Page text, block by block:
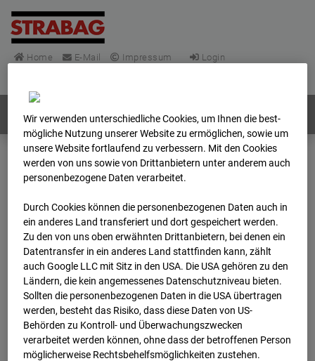
Home E-Mail Impressum
Login
Webcams: Alle Länder
Deutschland
Archiv
2025 12 01 13:47
BC-148 - BV-Frankfurt
EÜ Isenburger
Schneise (Cam 1)
Isenburger Schneise 40, 60528 Frankfurt
Wir verwenden unterschiedliche Cookies, um Ihnen die best­
mögliche Nutzung unserer Website zu ermöglichen, sowie um
unsere Website fortlaufend zu verbessern. Mit den Cookies
werden von uns sowie von Drittanbietern unter anderem auch
personenbezogene Daten verarbeitet.
Durch Cookies können die personenbezogenen Daten auch in
ein anderes Land transferiert und dort gespeichert werden.
Zu den von uns oben erwähnten Drittanbietern, bei denen ein
Datentransfer in ein anderes Land stattfinden kann, zählt
auch Google LLC mit Sitz in den USA. Die USA gehören zu den
Ländern, die kein angemessenes Datenschutzniveau bieten.
Sollten die personenbezogenen Daten in die USA übertragen
werden, besteht das Risiko, dass diese Daten von US-
Behörden zu Kontroll- und Überwachungszwecken
verarbeitet werden können, ohne dass der betroffenen Person
möglicherweise Rechtsbehelfsmöglichkeiten zustehen.